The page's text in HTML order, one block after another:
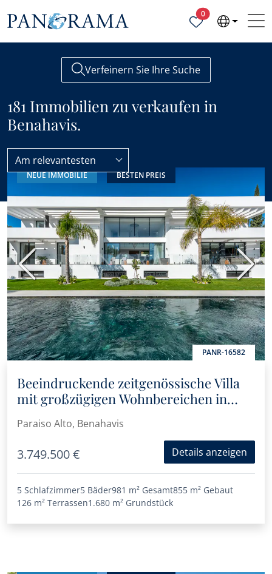
0Ausgewählte
Verfeinern Sie Ihre Suche
181 Immobilien zu verkaufen in
Benahavis.
Alle Immobilien zum Verkauf Benahavis
Am relevantesten
NEUE IMMOBILIE BESTEN PREIS
PANR-16582
Vorherige
Beeindruckende zeitgenössische Villa
mit großzügigen Wohnbereichen in
Paraíso Alto, Benahavís
Paraiso Alto, Benahavis
3.749.500 € Details anzeigen
5 Schlafzimmer5 Bäder981 m² Gesamt855 m² Gebaut
126 m² Terrassen1.680 m² Grundstück